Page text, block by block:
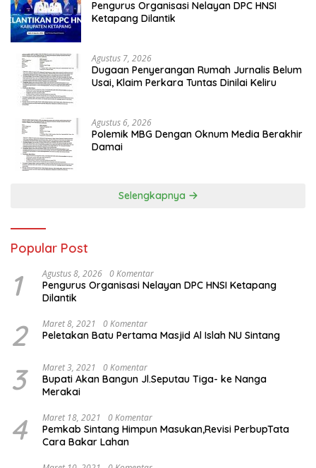
Pengurus Organisasi Nelayan DPC HNSI
Ketapang Dilantik
Agustus 7, 2026
Dugaan Penyerangan Rumah Jurnalis Belum
Usai, Klaim Perkara Tuntas Dinilai Keliru
Agustus 6, 2026
Polemik MBG Dengan Oknum Media Berakhir
Damai
Selengkapnya
Popular Post
1 Agustus 8, 2026 0 Komentar
Pengurus Organisasi Nelayan DPC HNSI Ketapang
Dilantik
2 Maret 8, 2021 0 Komentar
Peletakan Batu Pertama Masjid Al Islah NU Sintang
3 Maret 3, 2021 0 Komentar
Bupati Akan Bangun Jl.Seputau Tiga- ke Nanga
Merakai
4 Maret 18, 2021 0 Komentar
Pemkab Sintang Himpun Masukan,Revisi PerbupTata
Cara Bakar Lahan